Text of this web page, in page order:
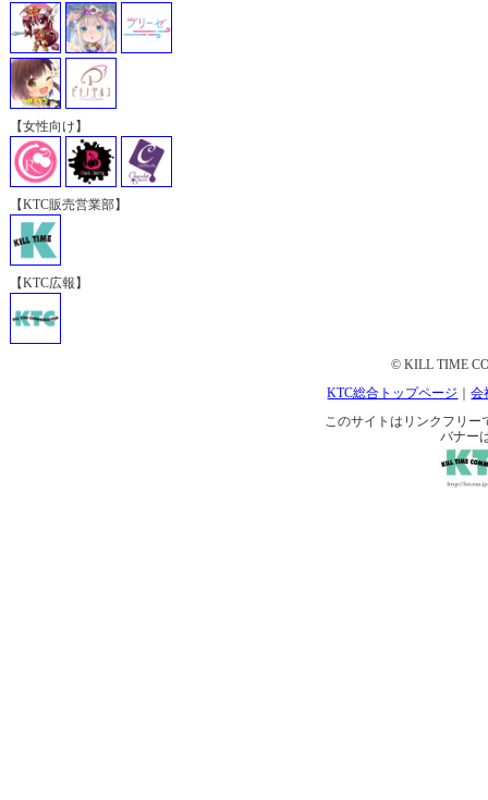
【女性向け】
【KTC販売営業部】
【KTC広報】
© KILL TIME
KTC総合トップページ
｜会
このサイトはリンクフリー
バナー